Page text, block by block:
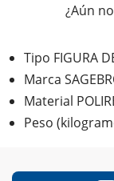
¿Aún
Tipo FIGURA
Marca
Material
Peso